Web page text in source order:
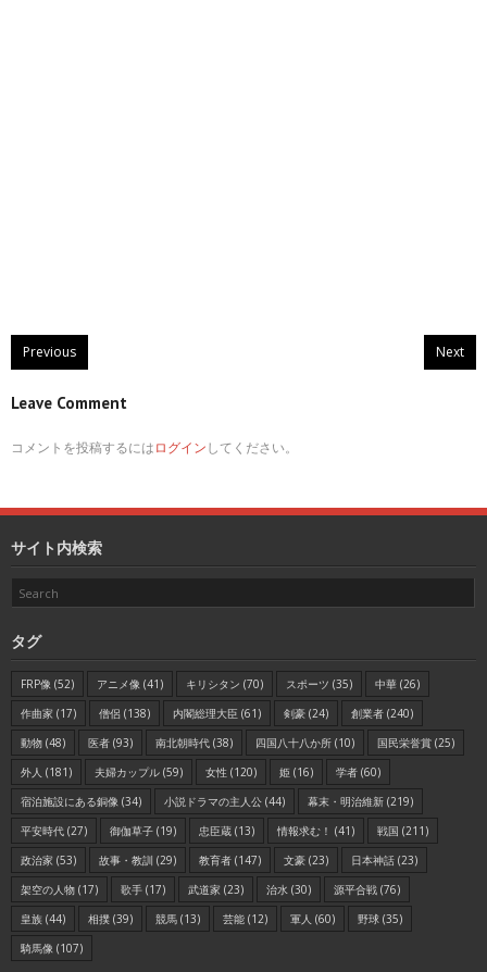
Previous Next
Leave Comment
コメントを投稿するにはログインしてください。
サイト内検索
タグ
FRP像 (52) アニメ像 (41) キリシタン (70) スポーツ (35) 中華 (26)
作曲家 (17) 僧侶 (138) 内閣総理大臣 (61) 剣豪 (24) 創業者 (240)
動物 (48) 医者 (93) 南北朝時代 (38) 四国八十八か所 (10) 国民栄誉賞 (25)
外人 (181) 夫婦カップル (59) 女性 (120) 姫 (16) 学者 (60)
宿泊施設にある銅像 (34) 小説ドラマの主人公 (44) 幕末・明治維新 (219)
平安時代 (27) 御伽草子 (19) 忠臣蔵 (13) 情報求む！ (41) 戦国 (211)
政治家 (53) 故事・教訓 (29) 教育者 (147) 文豪 (23) 日本神話 (23)
架空の人物 (17) 歌手 (17) 武道家 (23) 治水 (30) 源平合戦 (76)
皇族 (44) 相撲 (39) 競馬 (13) 芸能 (12) 軍人 (60) 野球 (35)
騎馬像 (107)